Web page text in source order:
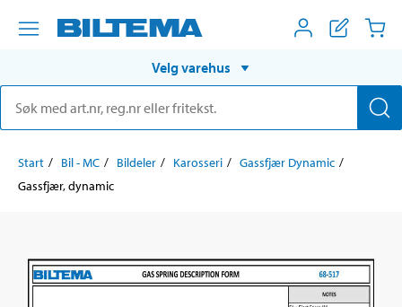
Velg varehus
Start Bil - MC Bildeler Karosseri
Gassfjær Dynamic
Gassfjær, dynamic